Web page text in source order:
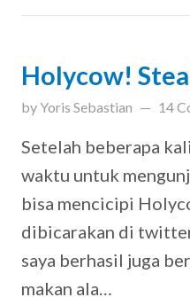
Holycow!
by Yoris Sebastian 14
Setelah beberapa
waktu untuk
bisa mencicipi
dibicarakan di
saya berhasil juga
makan ala…